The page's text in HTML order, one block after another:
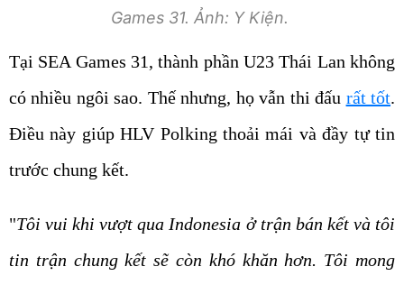
Games 31. Ảnh: Y Kiện.
Tại SEA Games 31, thành phần U23 Thái Lan không
có nhiều ngôi sao. Thế nhưng, họ vẫn thi đấu rất tốt.
Điều này giúp HLV Polking thoải mái và đầy tự tin
trước chung kết.
"Tôi vui khi vượt qua Indonesia ở trận bán kết và tôi
tin trận chung kết sẽ còn khó khăn hơn. Tôi mong